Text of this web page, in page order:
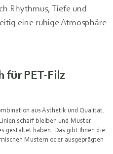
Rhythmus, Tiefe und
eine ruhige Atmosphäre
für PET-Filz
aus Ästhetik und Qualität.
scharf bleiben und Muster
gestaltet haben. Das gibt Ihnen die
Mustern oder ausgeprägten